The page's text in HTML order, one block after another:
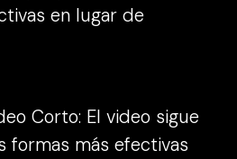
en lugar de
Corto: El video sigue
formas más efectivas